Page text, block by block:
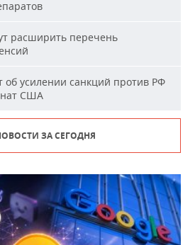
расширить перечень
об усилении санкций против РФ
США
ЗА СЕГОДНЯ